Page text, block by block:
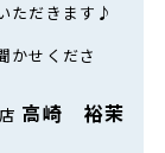
ただきます♪
かせくださ
高崎 裕茉